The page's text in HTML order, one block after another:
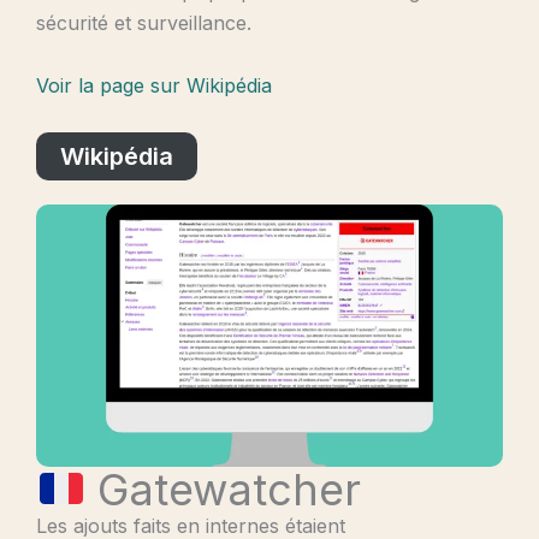
sécurité et surveillance.
Voir la page sur Wikipédia
Wikipédia
Gatewatcher
Les ajouts faits en internes étaient